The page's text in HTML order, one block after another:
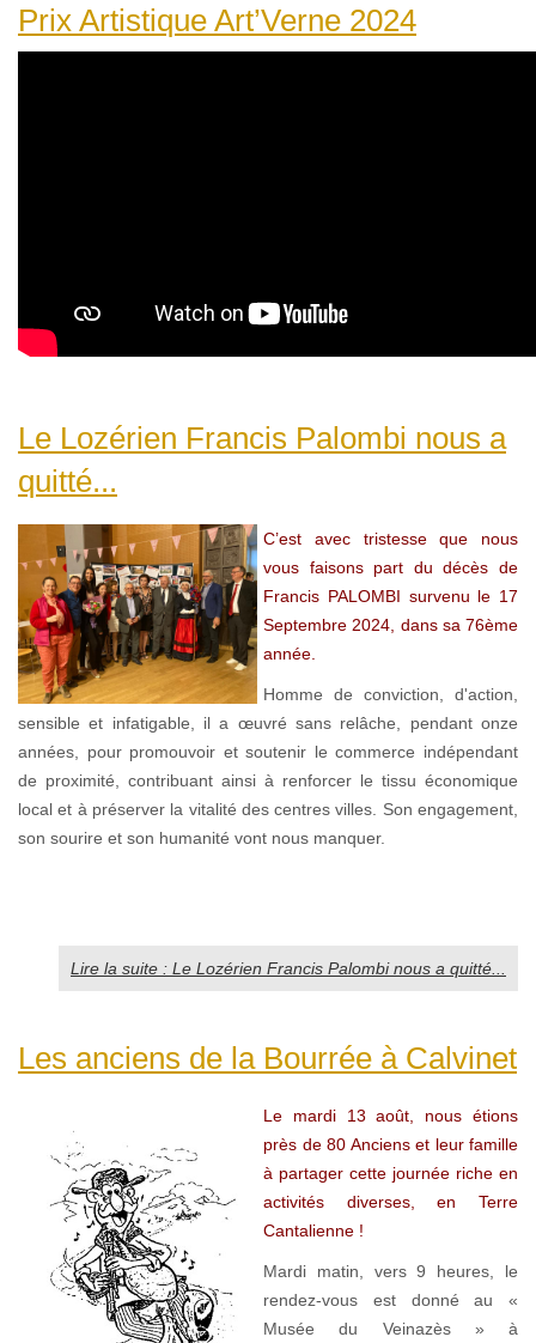
Prix Artistique Art’Verne 2024
Le Lozérien Francis Palombi nous a
quitté...
C’est avec tristesse que nous
vous faisons part du décès de
Francis PALOMBI survenu le 17
Septembre 2024, dans sa 76ème
année.
Homme de conviction, d'action,
sensible et infatigable, il a œuvré sans relâche, pendant onze
années, pour promouvoir et soutenir le commerce indépendant
de proximité, contribuant ainsi à renforcer le tissu économique
local et à préserver la vitalité des centres villes. Son engagement,
son sourire et son humanité vont nous manquer.
Lire la suite : Le Lozérien Francis Palombi nous a quitté...
Les anciens de la Bourrée à Calvinet
Le mardi 13 août, nous étions
près de 80 Anciens et leur famille
à partager cette journée riche en
activités diverses, en Terre
Cantalienne !
Mardi matin, vers 9 heures, le
rendez-vous est donné au «
Musée du Veinazès » à